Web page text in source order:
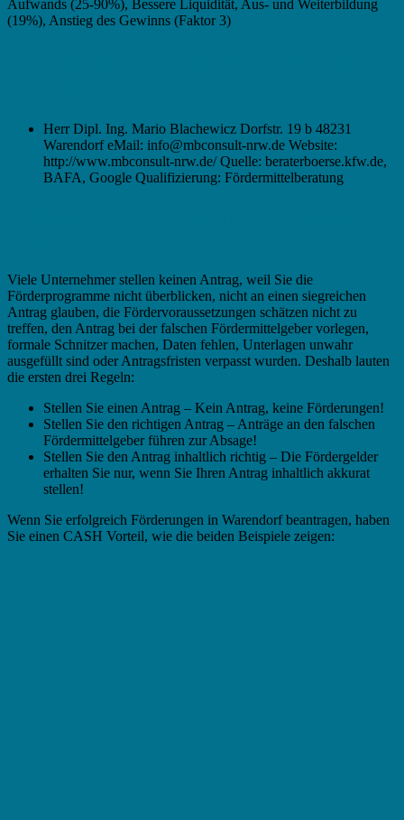
Aufwands (25-90%), Bessere Liquidität, Aus- und Weiterbildung
(19%), Anstieg des Gewinns (Faktor 3)
Herr Dipl. Ing. Mario Blachewicz Dorfstr. 19 b 48231
Warendorf eMail: info@mbconsult-nrw.de Website:
http://www.mbconsult-nrw.de/ Quelle: beraterboerse.kfw.de,
BAFA, Google Qualifizierung: Fördermittelberatung
Viele Unternehmer stellen keinen Antrag, weil Sie die
Förderprogramme nicht überblicken, nicht an einen siegreichen
Antrag glauben, die Fördervoraussetzungen schätzen nicht zu
treffen, den Antrag bei der falschen Fördermittelgeber vorlegen,
formale Schnitzer machen, Daten fehlen, Unterlagen unwahr
ausgefüllt sind oder Antragsfristen verpasst wurden. Deshalb lauten
die ersten drei Regeln:
Stellen Sie einen Antrag – Kein Antrag, keine Förderungen!
Stellen Sie den richtigen Antrag – Anträge an den falschen
Fördermittelgeber führen zur Absage!
Stellen Sie den Antrag inhaltlich richtig – Die Fördergelder
erhalten Sie nur, wenn Sie Ihren Antrag inhaltlich akkurat
stellen!
Wenn Sie erfolgreich Förderungen in Warendorf beantragen, haben
Sie einen CASH Vorteil, wie die beiden Beispiele zeigen: